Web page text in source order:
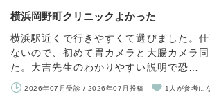
横浜岡野町クリニックよかった
横浜駅近くで行きやすくて選びました。
ないので、初めて胃カメラと大腸カメラ
た。大吉先生のわかりやすい説明で恐…
2026年07月受診 / 2026年07月投稿 1人が参考に